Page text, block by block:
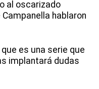
al oscarizado
hablaron
que es una serie que
implantará dudas